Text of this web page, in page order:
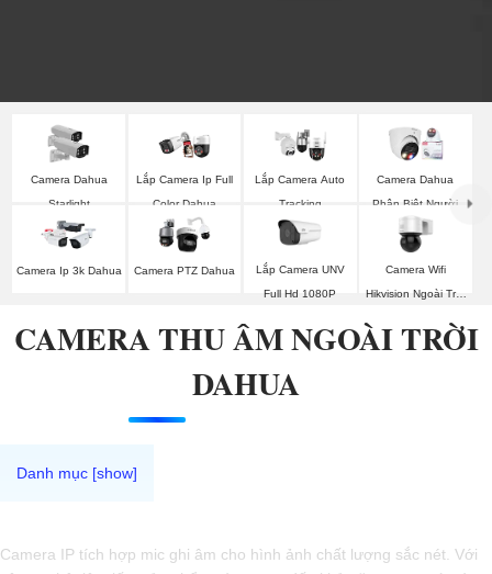
Camera Dahua
Starlight
Lắp Camera Ip Full
Color Dahua
Lắp Camera Auto
Tracking
Camera Dahua
Phân Biệt Người
Camera Ip 3k Dahua Camera PTZ Dahua
Lắp Camera UNV
Full Hd 1080P
Camera Wifi
Hikvision Ngoài Trời
CAMERA THU ÂM NGOÀI TRỜI
DAHUA
Camera IP tích hợp mic ghi âm cho hình ảnh chất lượng sắc nét. Với